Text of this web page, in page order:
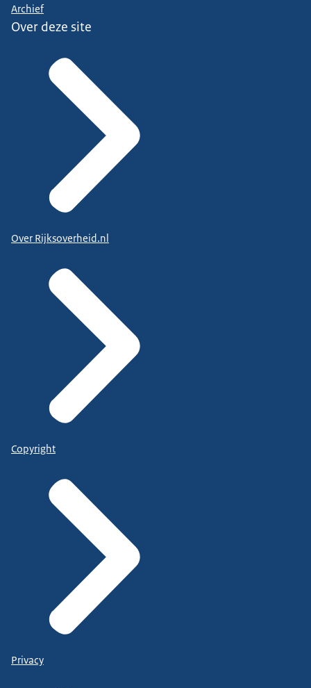
Archief
Over deze site
Over Rijksoverheid.nl
Copyright
Privacy